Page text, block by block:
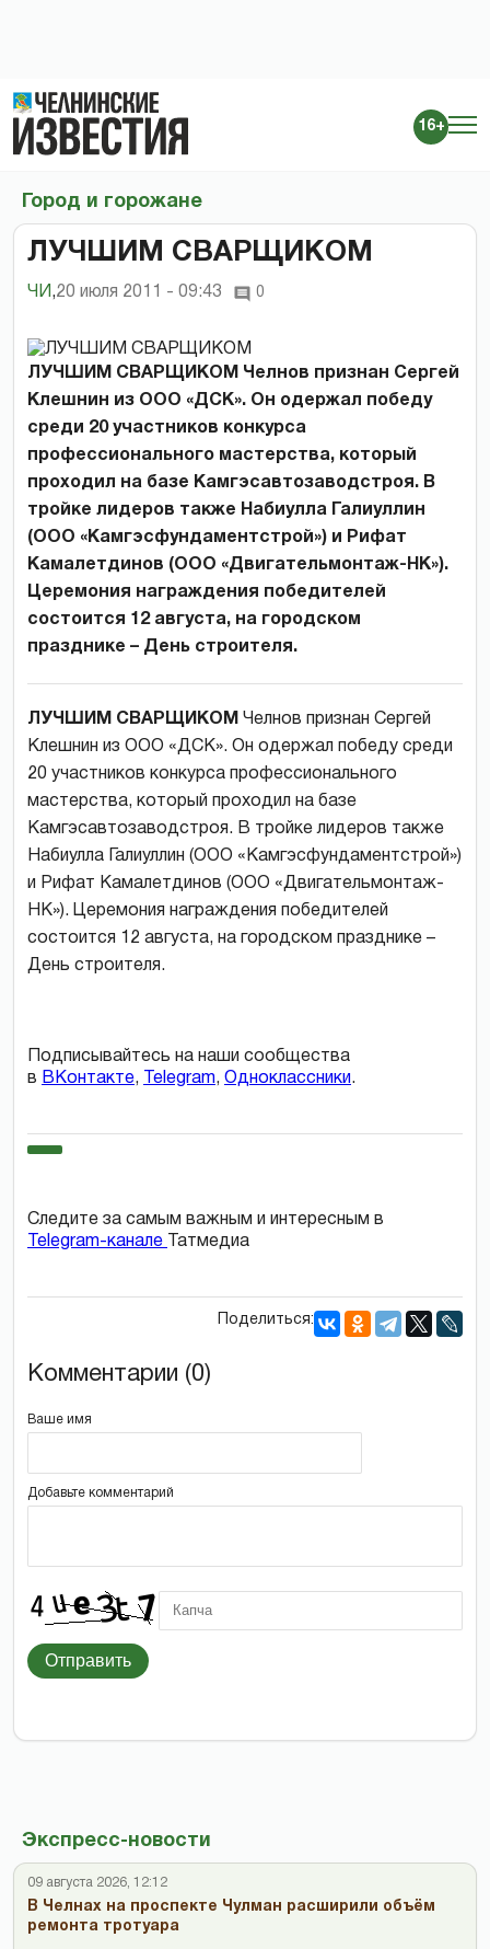
16+
Экспресс-новости
09 августа 2026, 12:12
В Челнах на проспекте Чулман расширили объём
ремонта тротуара
Город и горожане
ЛУЧШИМ СВАРЩИКОМ
ЧИ ,20 июля 2011 - 09:43 0
ЛУЧШИМ СВАРЩИКОМ Челнов признан Сергей
Клешнин из ООО «ДСК». Он одержал победу
среди 20 участников конкурса
профессионального мастерства, который
проходил на базе Камгэсавтозаводстроя. В
тройке лидеров также Набиулла Галиуллин
(ООО «Камгэсфундаментстрой») и Рифат
Камалетдинов (ООО «Двигательмонтаж-НК»).
Церемония награждения победителей
состоится 12 августа, на городском
празднике – День строителя.
ЛУЧШИМ СВАРЩИКОМ Челнов признан Сергей
Клешнин из ООО «ДСК». Он одержал победу среди
20 участников конкурса профессионального
мастерства, который проходил на базе
Камгэсавтозаводстроя. В тройке лидеров также
Набиулла Галиуллин (ООО «Камгэсфундаментстрой»)
и Рифат Камалетдинов (ООО «Двигательмонтаж-
НК»). Церемония награждения победителей
состоится 12 августа, на городском празднике –
День строителя.
Подписывайтесь на наши сообщества
в ВКонтакте, Telegram, Одноклассники.
Следите за самым важным и интересным в
Telegram-канале
Татмедиа
Поделиться:
Комментарии (0)
Ваше имя
Добавьте комментарий
Отправить